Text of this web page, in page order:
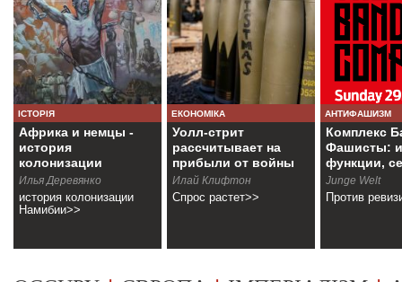
ІСТОРІЯ
Африка и немцы -
история
колонизации
Намибии
Илья Деревянко
история колонизации
Намибии>>
ЕКОНОМІКА
Уолл-стрит
рассчитывает на
прибыли от войны
Илай Клифтон
Спрос растет>>
АНТИФАШИЗМ
Комплекс
Фашисты:
функции,
Junge Welt
Против